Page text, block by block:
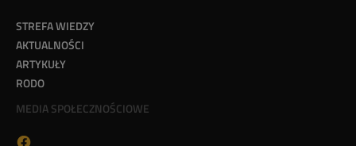
STREFA WIEDZY
AKTUALNOŚCI
ARTYKUŁY
RODO
MEDIA SPOŁECZNOŚCIOWE